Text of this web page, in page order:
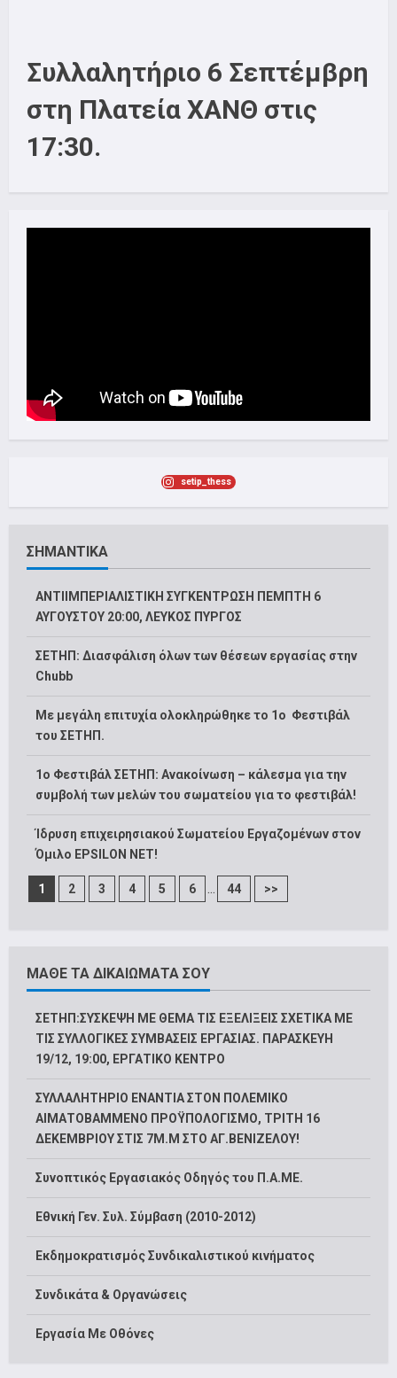
Συλλαλητήριο 6 Σεπτέμβρη
στη Πλατεία ΧΑΝΘ στις
17:30.
setip_thess
ΣΗΜΑΝΤΙΚΑ
ΑΝΤΙΙΜΠΕΡΙΑΛΙΣΤΙΚΗ ΣΥΓΚΕΝΤΡΩΣΗ ΠΕΜΠΤΗ 6
ΑΥΓΟΥΣΤΟΥ 20:00, ΛΕΥΚΟΣ ΠΥΡΓΟΣ
ΣΕΤΗΠ: Διασφάλιση όλων των θέσεων εργασίας στην
Chubb
Με μεγάλη επιτυχία ολοκληρώθηκε το 1ο Φεστιβάλ
του ΣΕΤΗΠ.
1o Φεστιβάλ ΣΕΤΗΠ: Ανακοίνωση – κάλεσμα για την
συμβολή των μελών του σωματείου για το φεστιβάλ!
Ίδρυση επιχειρησιακού Σωματείου Εργαζομένων στον
Όμιλο EPSILON NET!
1 2 3 4 5 6 44 >>
ΜΑΘΕ ΤΑ ΔΙΚΑΙΩΜΑΤΑ ΣΟΥ
ΣΕΤΗΠ:ΣΥΣΚΕΨΗ ΜΕ ΘΕΜΑ ΤΙΣ ΕΞΕΛΙΞΕΙΣ ΣΧΕΤΙΚΑ ΜΕ
ΤΙΣ ΣΥΛΛΟΓΙΚΕΣ ΣΥΜΒΑΣΕΙΣ ΕΡΓΑΣΙΑΣ. ΠΑΡΑΣΚΕΥΗ
19/12, 19:00, ΕΡΓΑΤΙΚΟ ΚΕΝΤΡΟ
ΣΥΛΛΑΛΗΤΗΡΙΟ ΕΝΑΝΤΙΑ ΣΤΟΝ ΠΟΛΕΜΙΚΟ
ΑΙΜΑΤΟΒΑΜΜΕΝΟ ΠΡΟΫΠΟΛΟΓΙΣΜΟ, ΤΡΙΤΗ 16
ΔΕΚΕΜΒΡΙΟΥ ΣΤΙΣ 7Μ.Μ ΣΤΟ ΑΓ.ΒΕΝΙΖΕΛΟΥ!
Συνοπτικός Εργασιακός Οδηγός του Π.Α.ΜΕ.
Εθνική Γεν. Συλ. Σύμβαση (2010-2012)
Εκδημοκρατισμός Συνδικαλιστικού κινήματος
Συνδικάτα & Οργανώσεις
Εργασία Με Οθόνες